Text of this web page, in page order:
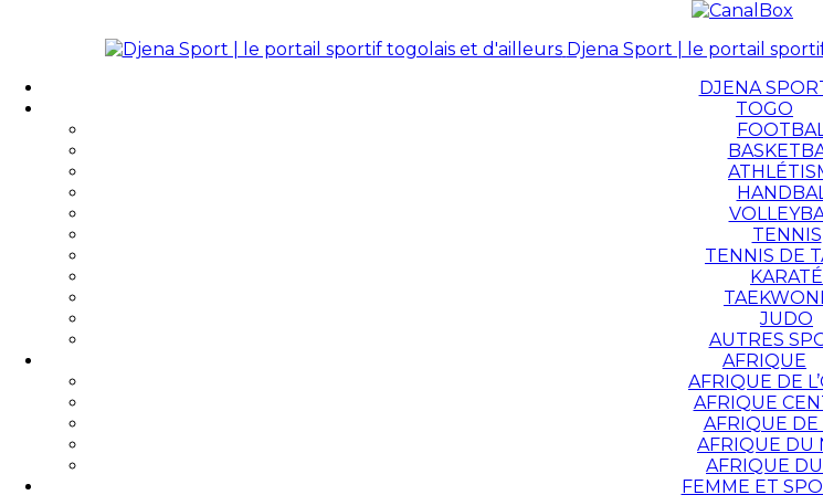
Djena Sport | le portail
DJENA
TOGO
TENNIS
TENNIS DE
KARATÉ
JUDO
AUTRES
AFRIQUE
AFRIQUE DE
AFRIQUE
AFRIQUE DE
AFRIQUE DU
AFRIQUE
FEMME ET